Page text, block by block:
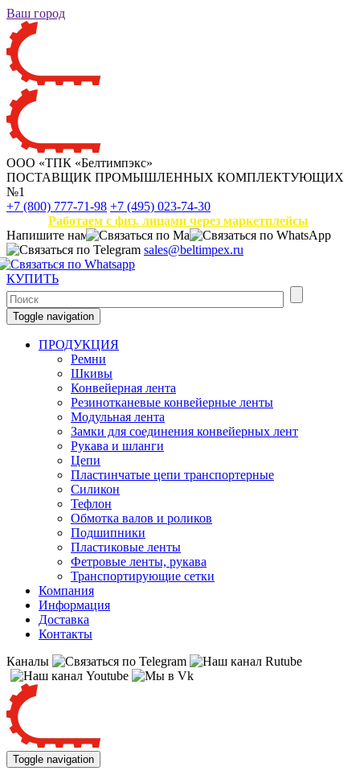
Ваш город
ООО «ТПК «Белтимпэкс»
ПОСТАВЩИК ПРОМЫШЛЕННЫХ КОМПЛЕКТУЮЩИХ
№1
+7 (800) 777-71-98 +7 (495) 023-74-30
Работаем с физ. лицами через маркетплейсы
Напишите нам
sales@beltimpex.ru
КУПИТЬ
Toggle navigation
ПРОДУКЦИЯ
Ремни
Шкивы
Конвейерная лента
Резинотканевые конвейерные ленты
Модульная лента
Замки для соединения конвейерных лент
Рукава и шланги
Цепи
Пластинчатые цепи транспортерные
Силикон
Тефлон
Обмотка валов и роликов
Подшипники
Пластиковые ленты
Фетровые ленты, рукава
Транспортирующие сетки
Компания
Информация
Доставка
Контакты
Каналы
Toggle navigation